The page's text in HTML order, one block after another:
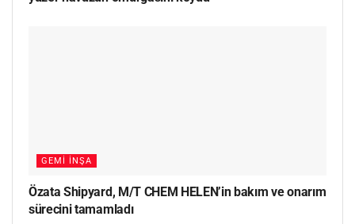
GEMI İNŞA
Özata Shipyard, M/T CHEM HELEN’in bakım ve onarım
sürecini tamamladı